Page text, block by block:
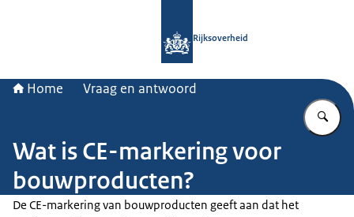
Rijksoverheid
Home Vraag en antwoord
Wat is CE-markering voor
bouwproducten?
De CE-markering van bouwproducten geeft aan dat het